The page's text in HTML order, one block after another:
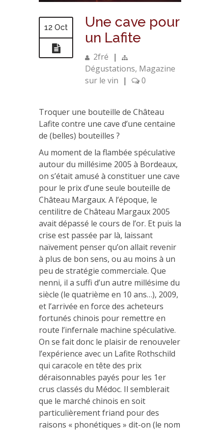
12 Oct
Une cave pour
un Lafite
2fré |
Dégustations, Magazine
sur le vin | 0
Troquer une bouteille de Château
Lafite contre une cave d’une centaine
de (belles) bouteilles ?
Au moment de la flambée spéculative
autour du millésime 2005 à Bordeaux,
on s’était amusé à constituer une cave
pour le prix d’une seule bouteille de
Château Margaux. A l’époque, le
centilitre de Château Margaux 2005
avait dépassé le cours de l’or. Et puis la
crise est passée par là, laissant
naïvement penser qu’on allait revenir
à plus de bon sens, ou au moins à un
peu de stratégie commerciale. Que
nenni, il a suffi d’un autre millésime du
siècle (le quatrième en 10 ans…), 2009,
et l’arrivée en force des acheteurs
fortunés chinois pour remettre en
route l’infernale machine spéculative.
On se fait donc le plaisir de renouveler
l’expérience avec un Lafite Rothschild
qui caracole en tête des prix
déraisonnables payés pour les 1er
crus classés du Médoc. Il semblerait
que le marché chinois en soit
particulièrement friand pour des
raisons « phonétiques » dit-on (le nom